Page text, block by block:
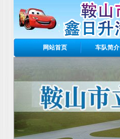
网站首页 车队简介
Banner区